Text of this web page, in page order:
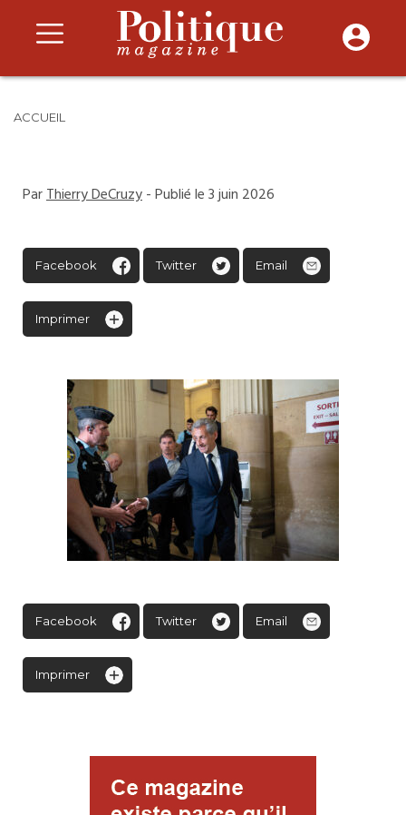
ACCUEIL
ParThierry DeCruzy- Publié le 3 juin 2026
Facebook Twitter Email
Imprimer
Facebook Twitter Email
Imprimer